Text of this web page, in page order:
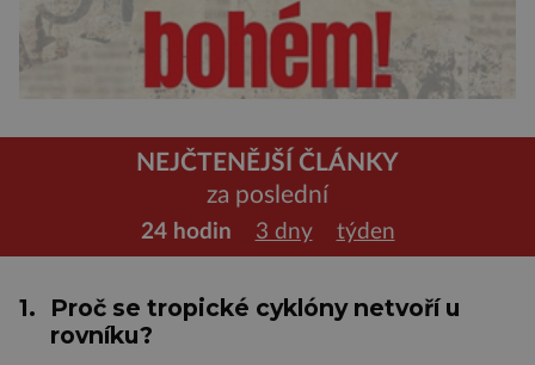
NEJČTENĚJŠÍ ČLÁNKY
za poslední
24 hodin 3 dny týden
1.
Proč se tropické cyklóny netvoří u
rovníku?